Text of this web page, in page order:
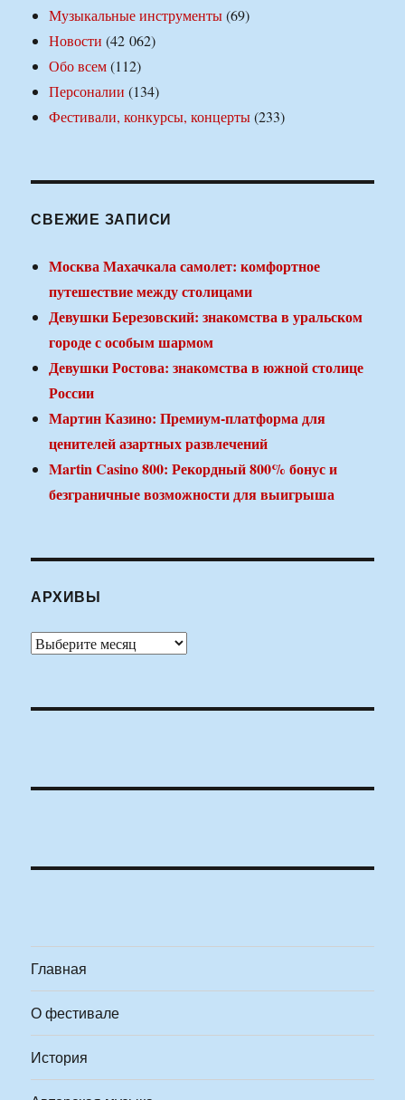
Музыкальные инструменты(69)
Новости (42 062)
Обо всем(112)
Персоналии (134)
Фестивали, конкурсы, концерты(233)
СВЕЖИЕ ЗАПИСИ
Москва Махачкала самолет: комфортное
путешествие между столицами
Девушки Березовский: знакомства в уральском
городе с особым шармом
Девушки Ростова: знакомства в южной столице
России
Мартин Казино: Премиум-платформа для
ценителей азартных развлечений
Martin Casino 800: Рекордный 800% бонус и
безграничные возможности для выигрыша
АРХИВЫ
Архивы
Главная
О фестивале
История